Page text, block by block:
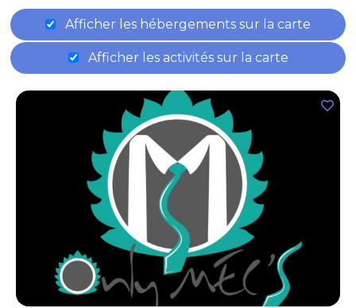
Afficher les hébergements sur la carte
Afficher les activités sur la carte